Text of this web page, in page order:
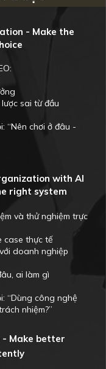
with AI
right system
và thử nghiệm trực
case thực tế
doanh nghiệp
ai làm gì
“Dùng công nghệ
nhiệm?”
- Make the
sai từ đầu
“Nên chơi ở đâu -
- Make better